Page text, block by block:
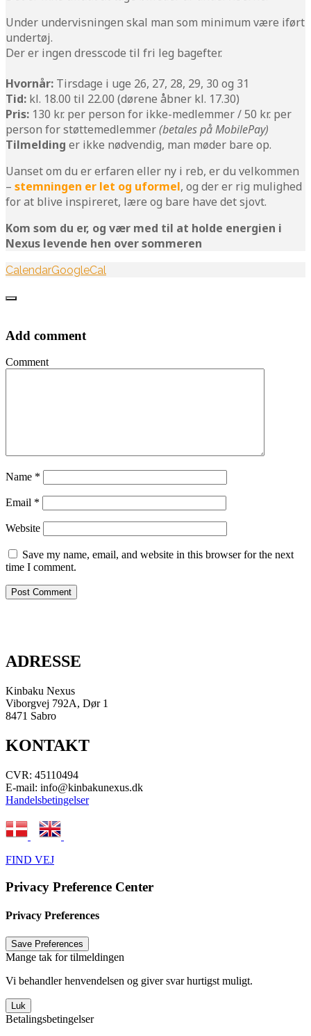
Under undervisningen skal man som minimum være iført
undertøj.
Der er ingen dresscode til fri leg bagefter.
Hvornår: Tirsdage i uge 26, 27, 28, 29, 30 og 31
Tid: kl. 18.00 til 22.00 (dørene åbner kl. 17.30)
Pris: 130 kr. per person for ikke-medlemmer / 50 kr. per
person for støttemedlemmer(betales på MobilePay)
Tilmelding er ikke nødvendig, man møder bare op.
Uanset om du er erfaren eller ny i reb, er du velkommen
– stemningen er let og uformel, og der er rig mulighed
for at blive inspireret, lære og bare have det sjovt.
Kom som du er, og vær med til at holde energien i
Nexus levende hen over sommeren
CalendarGoogleCal
Add comment
Comment
Name *
Email *
Website
Save my name, email, and website in this browser for the next
time I comment.
ADRESSE
Kinbaku Nexus
Viborgvej 792A, Dør 1
8471 Sabro
KONTAKT
CVR: 45110494
E-mail: info@kinbakunexus.dk
Handelsbetingelser
FIND VEJ
Privacy Preference Center
Privacy Preferences
Mange tak for tilmeldingen
Vi behandler henvendelsen og giver svar hurtigst muligt.
Luk
Betalingsbetingelser